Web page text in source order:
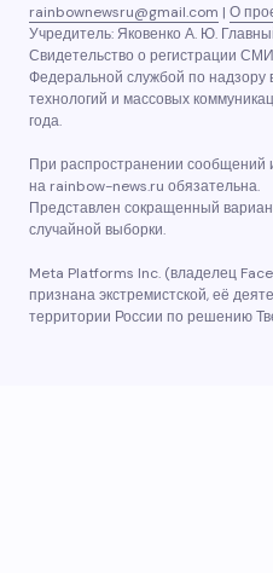
rainbownewsru@gmail.com | О
Учредитель: Яковенко А. Ю.
Свидетельство о регистрации
Федеральной службой по
технологий и массовых
года.
При распространении
на rainbow-news.ru обязательна.
Представлен сокращенный
случайной выборки.
Meta Platforms Inc. (владелец
признана экстремистской, её
территории России по решению